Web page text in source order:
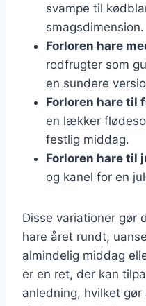
svampe til
smagsdimension.
Forloren hare
rodfrugter som
en sundere
Forloren hare til
en lækker
festlig middag.
Forloren hare til
og kanel for en
Disse variationer gør
hare året rundt,
almindelig middag
er en ret, der kan
anledning, hvilket